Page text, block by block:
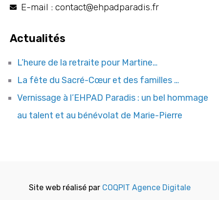
E-mail : contact@ehpadparadis.fr
Actualités
L’heure de la retraite pour Martine…
La fête du Sacré-Cœur et des familles …
Vernissage à l’EHPAD Paradis : un bel hommage
au talent et au bénévolat de Marie-Pierre
Site web réalisé par COQPIT Agence Digitale